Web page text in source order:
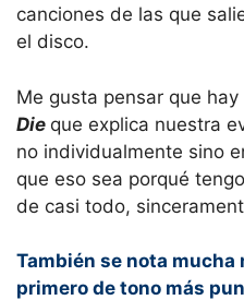
canciones de las que
el disco.
Me gusta pensar que
Die que explica nuestra
no individualmente sino
que eso sea porqué
de casi todo,
También se nota mucha
primero de tono más